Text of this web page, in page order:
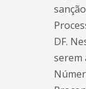
DF.
serem